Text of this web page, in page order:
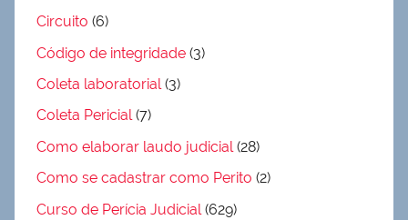
Circuito (6)
Código de integridade (3)
Coleta laboratorial(3)
Coleta Pericial(7)
Como elaborar laudo judicial (28)
Como se cadastrar como Perito (2)
Curso de Perícia Judicial (629)